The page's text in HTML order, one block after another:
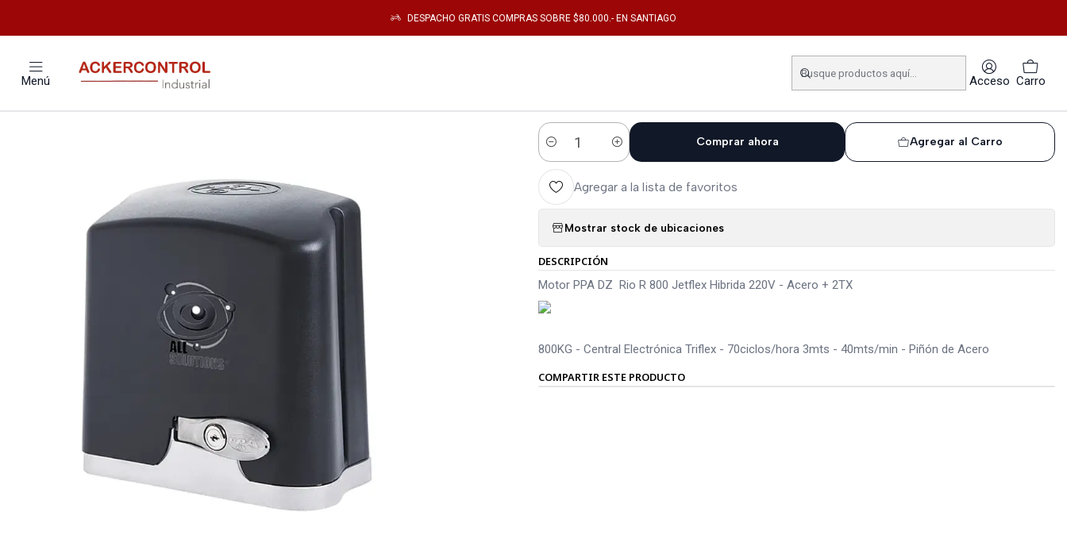
Menú Acceso Carro
DESPACHO GRATIS COMPRAS SOBRE $80.000.- EN SANTIAGO
Electronica de Potencia Motor PPA DZ Rio R 800 Jetflex Hibrida 220V - Acero + 2TX
Motor PPA DZ Rio R 800 Jetflex Hibrida
220V - Acero + 2TX
Cantidad
Agregar al Carro
Comprar ahora
Agregar a la lista de favoritos
Mostrar stock de ubicaciones
DESCRIPCIÓN
Motor PPA DZ Rio R 800 Jetflex Hibrida 220V - Acero + 2TX
800KG - Central Electrónica Triflex - 70ciclos/hora 3mts - 40mts/min - Piñón de Acero
COMPARTIR ESTE PRODUCTO